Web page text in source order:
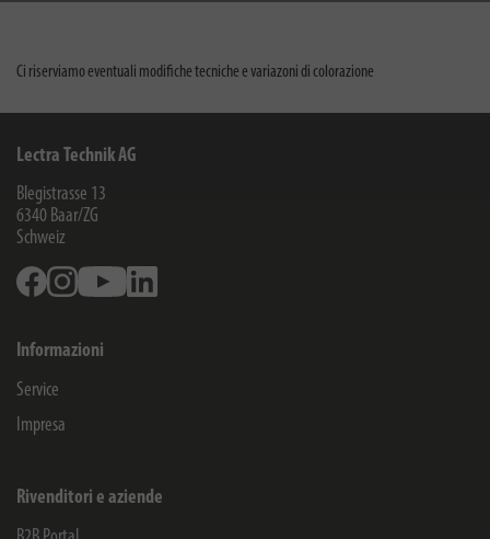
Ci riserviamo eventuali modifiche tecniche e variazoni di colorazione
Lectra Technik AG
Blegistrasse 13
6340 Baar/ZG
Schweiz
FacebookInstagramYoutube
Informazioni
Service
Impresa
Rivenditori e aziende